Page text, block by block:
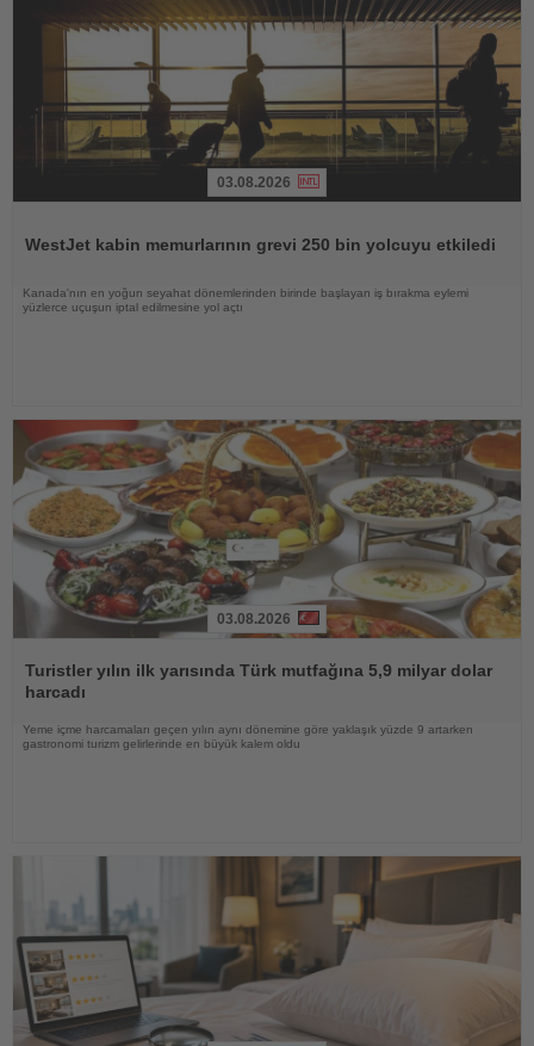
03.08.2026
WestJet kabin memurlarının grevi 250 bin yolcuyu etkiledi
Kanada'nın en yoğun seyahat dönemlerinden birinde başlayan iş bırakma eylemi
yüzlerce uçuşun iptal edilmesine yol açtı
Oku
03.08.2026
Turistler yılın ilk yarısında Türk mutfağına 5,9 milyar dolar
harcadı
Yeme içme harcamaları geçen yılın aynı dönemine göre yaklaşık yüzde 9 artarken
gastronomi turizm gelirlerinde en büyük kalem oldu